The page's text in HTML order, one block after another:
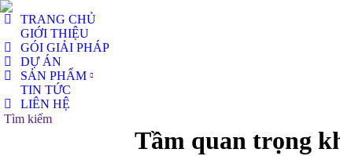
TRANG CHỦ
GIỚI THIỆU
GÓI GIẢI PHÁP
DỰ ÁN
SẢN PHẨM
TIN TỨC
LIÊN HỆ
Search:
Tìm kiếm
Tầm quan trọng